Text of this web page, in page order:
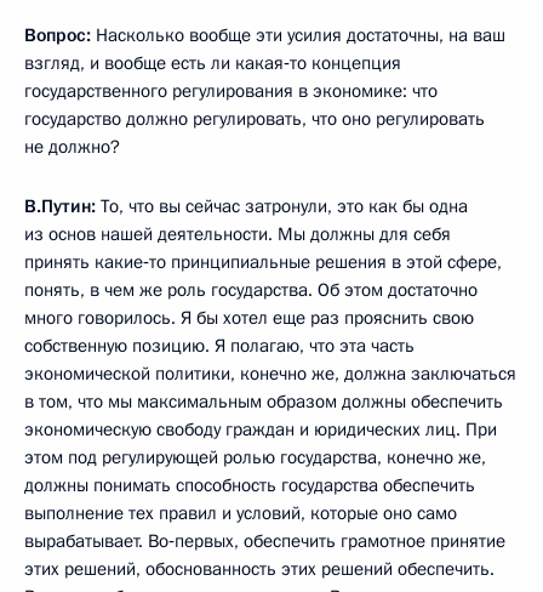
Вопрос: Насколько вообще эти усилия достаточны, на ваш
взгляд, и вообще есть ли какая‑то концепция
государственного регулирования в экономике: что
государство должно регулировать, что оно регулировать
не должно?
В.Путин: То, что вы сейчас затронули, это как бы одна
из основ нашей деятельности. Мы должны для себя
принять какие‑то принципиальные решения в этой сфере,
понять, в чем же роль государства. Об этом достаточно
много говорилось. Я бы хотел еще раз прояснить свою
собственную позицию. Я полагаю, что эта часть
экономической политики, конечно же, должна заключаться
в том, что мы максимальным образом должны обеспечить
экономическую свободу граждан и юридических лиц. При
этом под регулирующей ролью государства, конечно же,
должны понимать способность государства обеспечить
выполнение тех правил и условий, которые оно само
вырабатывает. Во‑первых, обеспечить грамотное принятие
этих решений, обоснованность этих решений обеспечить.